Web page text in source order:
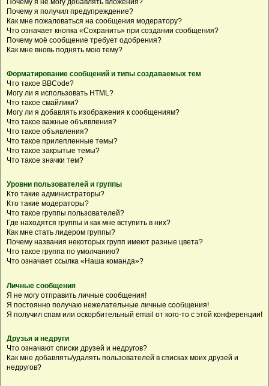
Почему я не могу добавлять вложения?
Почему я получил предупреждение?
Как мне пожаловаться на сообщения модератору?
Что означает кнопка «Сохранить» при создании сообщения?
Почему моё сообщение требует одобрения?
Как мне вновь поднять мою тему?
Форматирование сообщений и типы создаваемых тем
Что такое BBCode?
Могу ли я использовать HTML?
Что такое смайлики?
Могу ли я добавлять изображения к сообщениям?
Что такое важные объявления?
Что такое объявления?
Что такое прилепленные темы?
Что такое закрытые темы?
Что такое значки тем?
Уровни пользователей и группы
Кто такие администраторы?
Кто такие модераторы?
Что такое группы пользователей?
Где находятся группы и как мне вступить в них?
Как мне стать лидером группы?
Почему названия некоторых групп имеют разные цвета?
Что такое группа по умолчанию?
Что означает ссылка «Наша команда»?
Личные сообщения
Я не могу отправить личные сообщения!
Я постоянно получаю нежелательные личные сообщения!
Я получил спам или оскорбительный email от кого-то с этой конференции!
Друзья и недруги
Что означают списки друзей и недругов?
Как мне добавлять/удалять пользователей в списках моих друзей и
недругов?